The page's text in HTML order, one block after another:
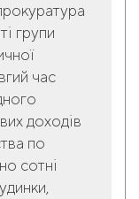
групи
час
доходів
по
сотні